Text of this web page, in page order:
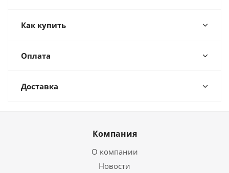
Как купить
Оплата
Доставка
Компания
О компании
Новости